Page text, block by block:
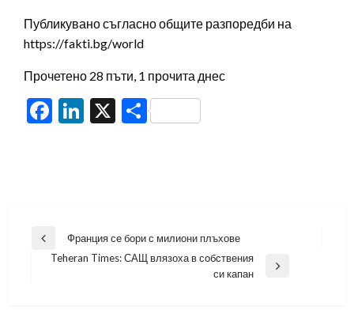
Публикувано съгласно общите разпоредби на
https://fakti.bg/world
Прочетено 28 пъти, 1 прочита днес
Facebook
LinkedIn
X Share
Навигация
Previous
Франция се бори с милиони плъхове
Teheran Times: САЩ влязоха в собствения
си капан